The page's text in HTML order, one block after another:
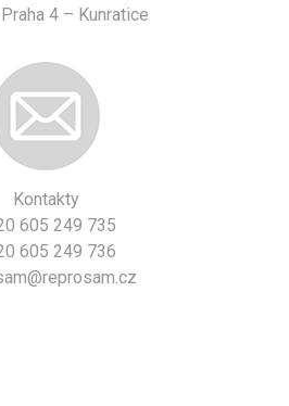
4 – Kunratice
Kontakty
605 249 735
605 249 736